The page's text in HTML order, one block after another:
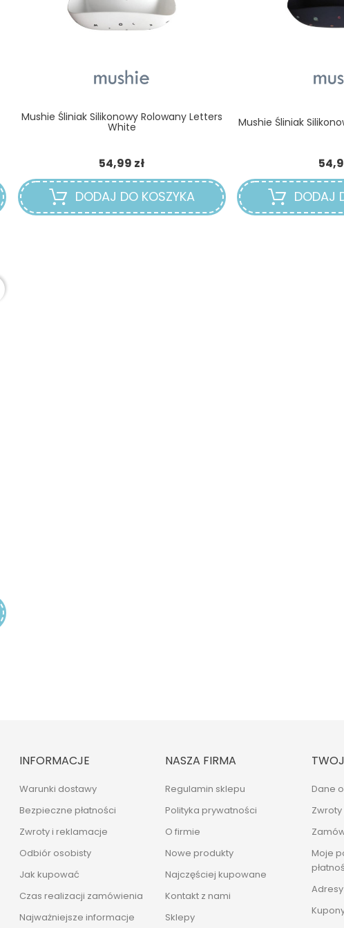
Mushie Śliniak Silikonowy Rolowany Letters
White
54,99 złCena
DODAJ DO KOSZYKA
Mushie Śliniak
DODAJ
INFORMACJE
Warunki dostawy
Bezpieczne płatności
Zwroty i reklamacje
Odbiór osobisty
Jak kupować
Czas realizacji zamówienia
Najważniejsze informacje
NASZA FIRMA
Regulamin sklepu
Polityka prywatności
O firmie
Nowe produkty
Najczęściej kupowane
Kontakt z nami
Sklepy
Dane
Moje
Adresy